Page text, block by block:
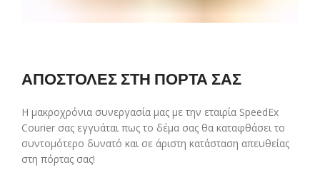
ΑΠΟΣΤΟΛΕΣ ΣΤΗ ΠΟΡΤΑ ΣΑΣ
Η μακροχρόνια συνεργασία μας με την εταιρία SpeedEx
Courier σας εγγυάται πως το δέμα σας θα καταφθάσει το
συντομότερο δυνατό και σε άριστη κατάσταση απευθείας
στη πόρτας σας!